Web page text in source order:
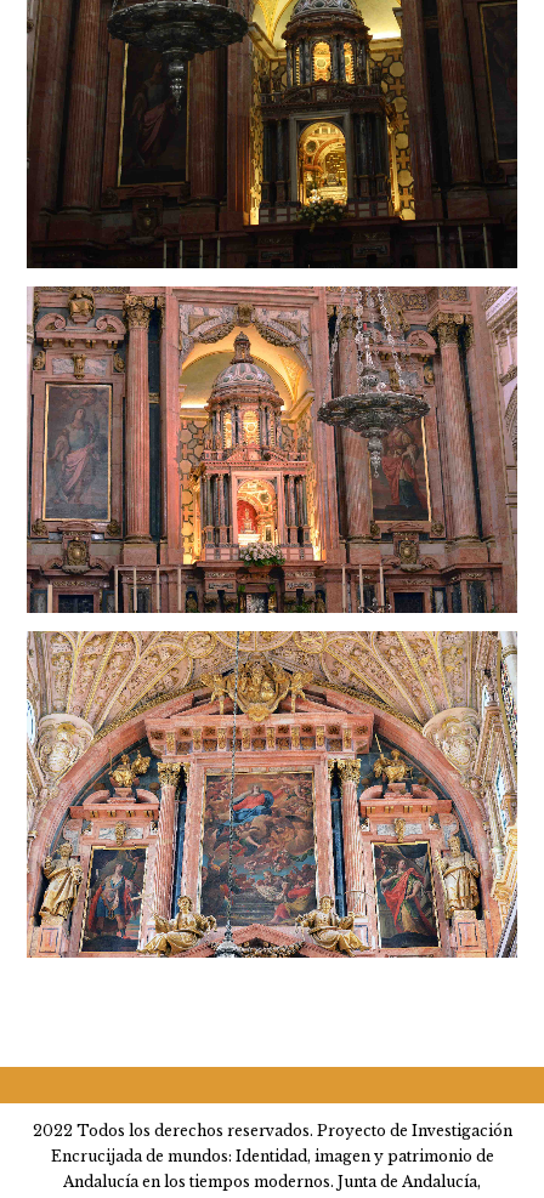
2022 Todos los derechos reservados. Proyecto de Investigación
Encrucijada de mundos: Identidad, imagen y patrimonio de
Andalucía en los tiempos modernos. Junta de Andalucía,